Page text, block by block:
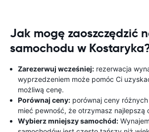
Jak mogę zaoszczędzić
samochodu w
Zarezerwuj wcześniej: rezerwacja
wyprzedzeniem może pomóc Ci
możliwą cenę.
Porównaj ceny: porównaj ceny
mieć pewność, że otrzymasz najlepszą
Wybierz mniejszy samochód: